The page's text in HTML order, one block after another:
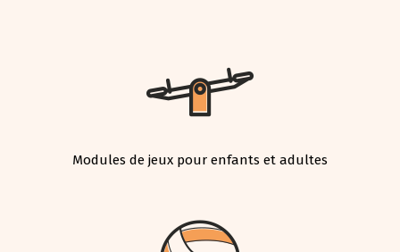
Modules de jeux pour enfants et adultes